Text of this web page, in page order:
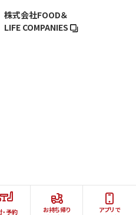
予約
お持ち帰り
アプリで
株式会社FOOD＆
LIFE COMPANIES